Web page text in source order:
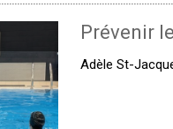
Prévenir
Adèle St-